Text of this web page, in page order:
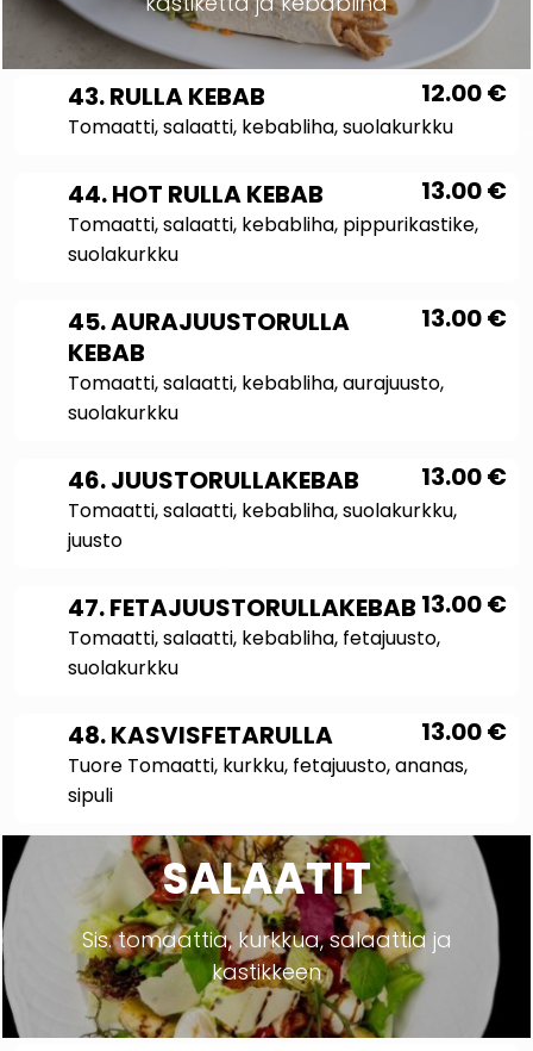
12.00€
43. RULLA KEBAB
Tomaatti, salaatti, kebabliha, suolakurkku
13.00€
44. HOT RULLA KEBAB
Tomaatti, salaatti, kebabliha, pippurikastike,
suolakurkku
13.00€
45. AURAJUUSTORULLA
KEBAB
Tomaatti, salaatti, kebabliha, aurajuusto,
suolakurkku
13.00€
46. JUUSTORULLAKEBAB
Tomaatti, salaatti, kebabliha, suolakurkku,
juusto
13.00€
47. FETAJUUSTORULLAKEBAB
Tomaatti, salaatti, kebabliha, fetajuusto,
suolakurkku
13.00€
48. KASVISFETARULLA
Tuore Tomaatti, kurkku, fetajuusto, ananas,
sipuli
SALAATIT
Sis. tomaattia, kurkkua, salaattia ja
kastikkeen